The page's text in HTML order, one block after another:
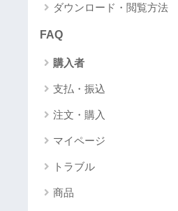
ダウンロード・閲覧方法
FAQ
購入者
支払・振込
注文・購入
マイページ
トラブル
商品